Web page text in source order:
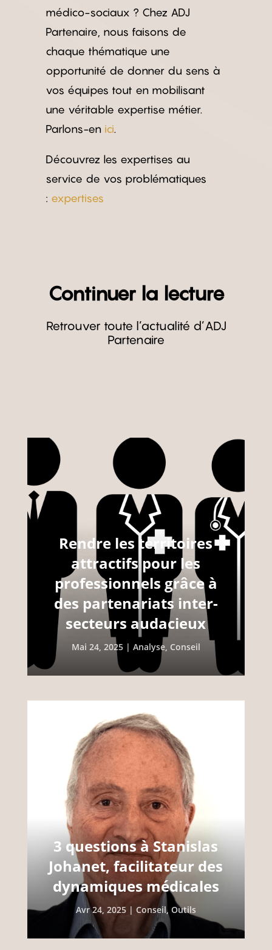
médico-sociaux ? Chez ADJ
Partenaire, nous faisons de
chaque thématique une
opportunité de donner du sens à
vos équipes tout en mobilisant
une véritable expertise métier.
Parlons-en ici.
Découvrez les expertises au
service de vos problématiques
: expertises
Continuer la lecture
Retrouver toute l’actualité d’ADJ
Partenaire
Rendre les territoires
attractifs pour les
professionnels grâce à
des partenariats inter-
secteurs audacieux
Mai 24, 2025| Analyse, Conseil
3 questions à Stanislas
Johanet, facilitateur des
dynamiques médicales
Avr 24, 2025| Conseil, Outils